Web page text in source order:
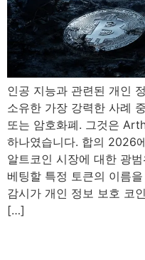
인공 지능과 관련된 개인
소유한 가장 강력한 사례
또는 암호화폐. 그것은
하나였습니다. 합의 2026
알트코인 시장에 대한 광
베팅할 특정 토큰의 이름
감시가 개인 정보 보호 코
[…]